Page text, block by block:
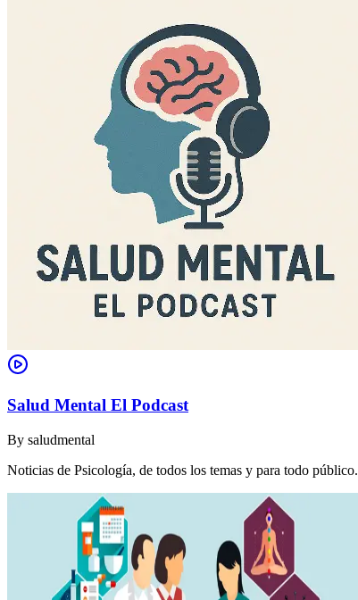
Salud Mental El Podcast
By saludmental
Noticias de Psicología, de todos los temas y para todo público.